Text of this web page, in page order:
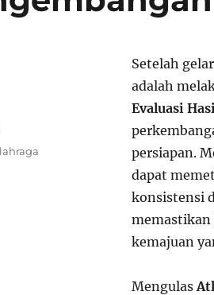
Setelah
adalah
Evaluasi
persiapan.
dapat
konsistensi
memastikan
kemajuan
Mengulas